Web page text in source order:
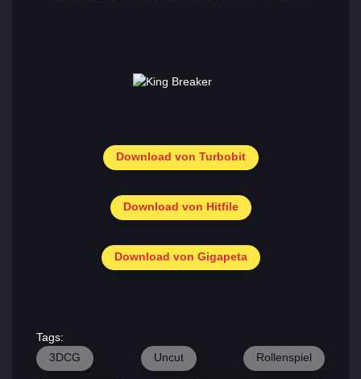
Download von Turbobit
Download von Hitfile
Download von Gigapeta
Tags:
3DCG
Uncut Rollenspiel